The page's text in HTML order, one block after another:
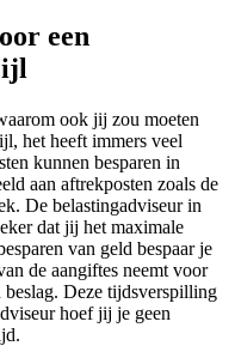
een
ook jij zou moeten
het heeft immers veel
kunnen besparen in
aan aftrekposten zoals de
De belastingadviseur in
dat jij het maximale
van geld bespaar je
de aangiftes neemt voor
beslag. Deze tijdsverspilling
hoef jij je geen